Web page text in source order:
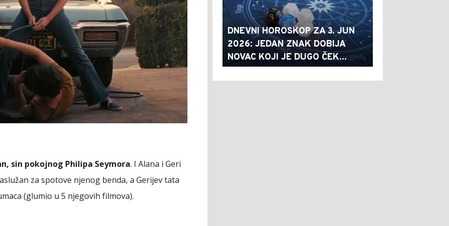
sin pokojnog Philipa Seymora. I Alana i Geri
za spotove njenog benda, a Gerijev tata
(glumio u 5 njegovih filmova).
DNEVNI HOROSKOP ZA 3. JUN
2026: JEDAN ZNAK DOBIJA
NOVAC KOJI JE DUGO ČEK...